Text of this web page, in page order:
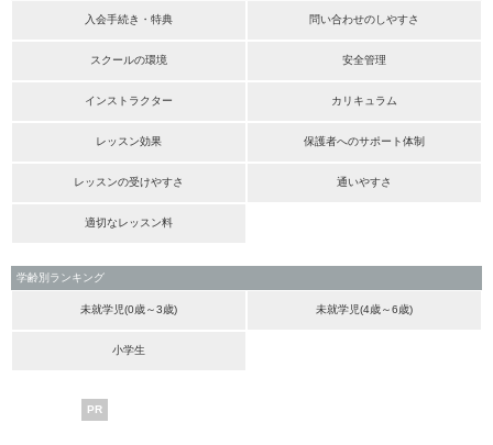
入会手続き・特典 問い合わせのしやすさ
スクールの環境 安全管理
インストラクター カリキュラム
レッスン効果 保護者へのサポート体制
レッスンの受けやすさ 通いやすさ
適切なレッスン料
学齢別ランキング
未就学児(0歳～3歳) 未就学児(4歳～6歳)
小学生
PR